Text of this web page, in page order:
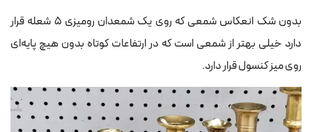
بدون شک انعکاس شمعی که روی یک شمعدان رومیزی ۵ شعله قرار
دارد خیلی بهتر از شمعی است که در ارتفاعات کوتاه بدون هیچ پایه‌ای
روی میز کنسول قرار دارد.